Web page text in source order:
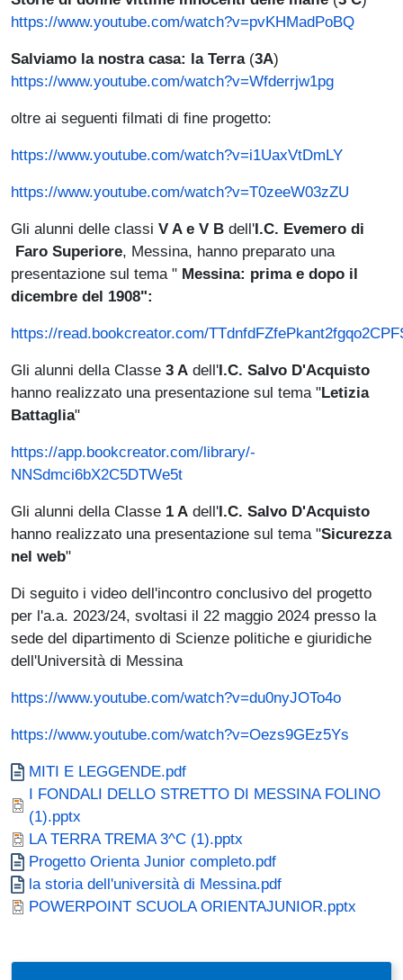
https://www.youtube.com/watch?v=pvKHMadPoBQ
Salviamo la nostra casa: la Terra(3A)
https://www.youtube.com/watch?v=Wfderrjw1pg
oltre ai seguenti filmati di fine progetto:
https://www.youtube.com/watch?v=i1UaxVtDmLY
https://www.youtube.com/watch?v=T0zeeW03zZU
Gli alunni delle classi V A e V B dell'I.C. Evemero di
Faro Superiore, Messina, hanno preparato una
presentazione sul tema " Messina: prima e dopo il
dicembre del 1908":
https://read.bookcreator.com/
Gli alunni della Classe 3 A dell'I.C. Salvo D'Acquisto
hanno realizzato una presentazione sul tema "Letizia
Battaglia"
https://app.bookcreator.com/library/-
NNSdmci6bX2C5DTWe5t
Gli alunni della Classe 1 A dell'I.C. Salvo D'Acquisto
hanno realizzato una presentazione sul tema "Sicurezza
nel web"
Di seguito i video dell'incontro conclusivo del progetto
per l'a.a. 2023/24, svoltasi il 22 maggio 2024 presso la
sede del dipartimento di Scienze politiche e giuridiche
dell'Università di Messina
https://www.youtube.com/watch?v=du0nyJOTo4o
https://www.youtube.com/watch?v=Oezs9GEz5Ys
Documento
MITI E LEGGENDE.pdf
Documento
I FONDALI DELLO STRETTO DI MESSINA FOLINO
(1).pptx
Documento
LA TERRA TREMA 3^C (1).pptx
Documento
Progetto Orienta Junior completo.pdf
Documento
la storia dell'università di Messina.pdf
Documento
POWERPOINT SCUOLA ORIENTAJUNIOR.pptx